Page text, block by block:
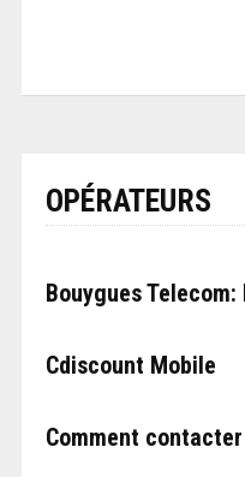
OPÉRATEURS
Bouygues
Cdiscount Mobile
Comment